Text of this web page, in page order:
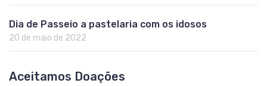
Dia de Passeio a pastelaria com os idosos
20 de maio de 2022
Aceitamos Doações